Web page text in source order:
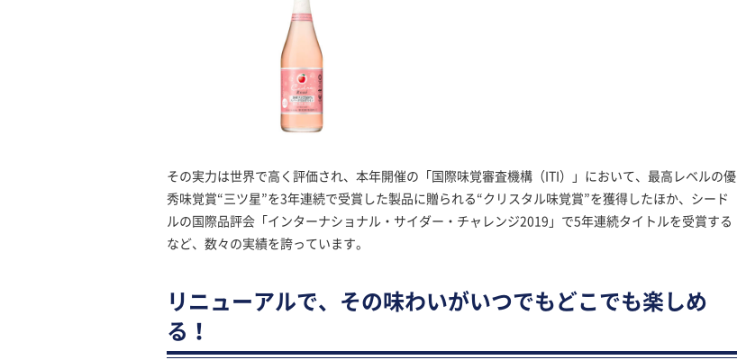
その実力は世界で高く評価され、本年開催の「国際味覚審査機構（ITI）」において、最高レベルの優
秀味覚賞“三ツ星”を3年連続で受賞した製品に贈られる“クリスタル味覚賞”を獲得したほか、シード
ルの国際品評会「インターナショナル・サイダー・チャレンジ2019」で5年連続タイトルを受賞する
など、数々の実績を誇っています。
リニューアルで、その味わいがいつでもどこでも楽しめ
る！